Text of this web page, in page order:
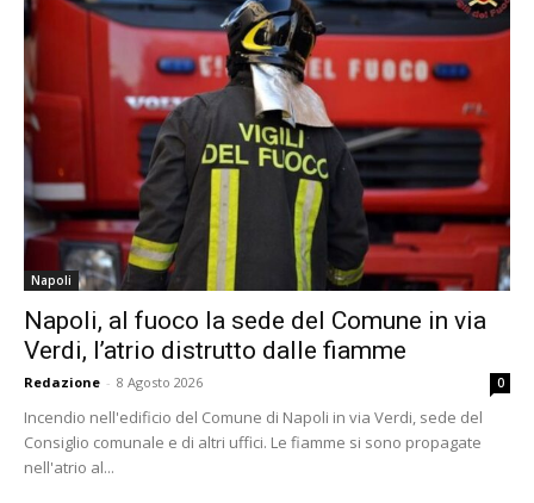
Napoli
Napoli, al fuoco la sede del Comune in via
Verdi, l’atrio distrutto dalle fiamme
Redazione - 8 Agosto 2026 0
Incendio nell'edificio del Comune di Napoli in via Verdi, sede del
Consiglio comunale e di altri uffici. Le fiamme si sono propagate
nell'atrio al...